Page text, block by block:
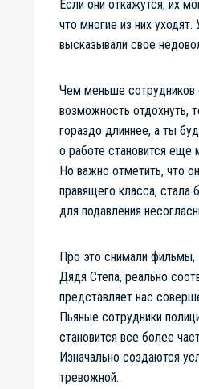
Если они откажутся, их
что многие из них
высказывали свое
Чем меньше сотрудников
возможность отдохнуть,
гораздо длиннее, а ты
о работе становится еще
Но важно отметить, что
правящего класса, стала
для подавления
Про это снимали фильмы,
Дядя Степа, реально
представляет нас
Пьяные сотрудники
становится все более
Изначально создаются
тревожной.